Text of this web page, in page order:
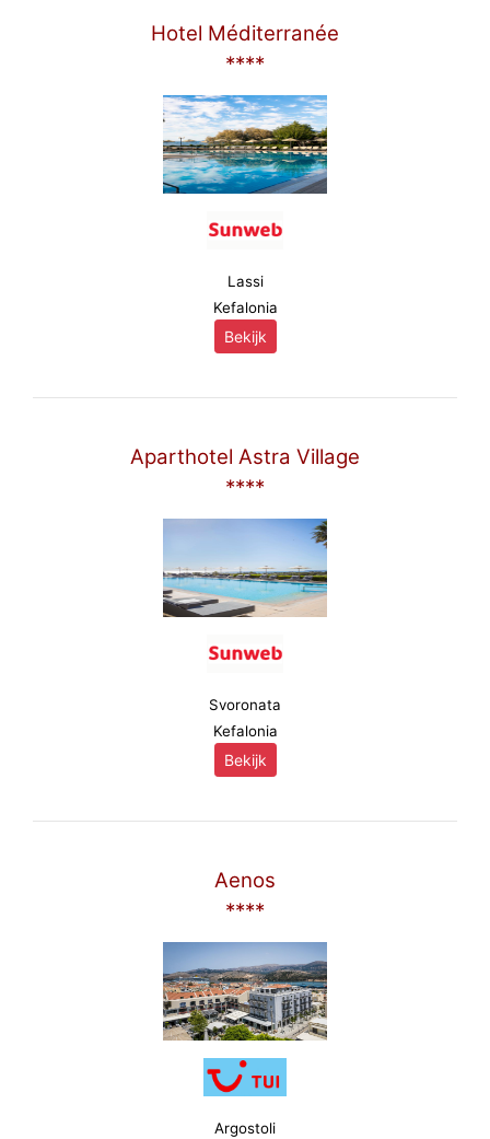
Hotel Méditerranée
****
Lassi
Kefalonia
Bekijk
Aparthotel Astra Village
****
Svoronata
Kefalonia
Bekijk
Aenos
****
Argostoli